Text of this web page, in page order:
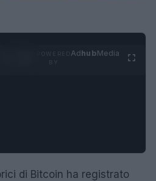
AdhubMedia
di Bitcoin ha registrato